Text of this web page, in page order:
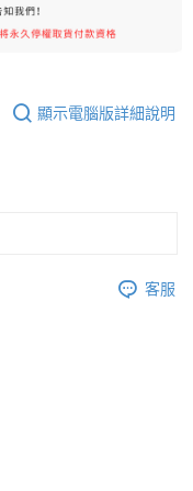
顯示電腦版詳細說明
客服